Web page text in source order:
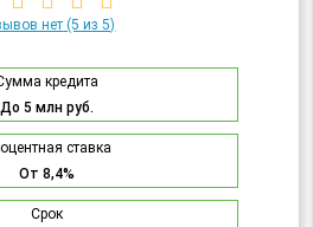
нет (5 из 5)
кредита
До 5 млн руб.
ставка
От 8,4%
Срок